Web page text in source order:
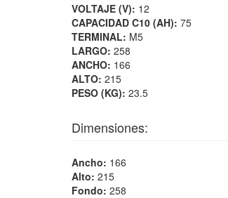
VOLTAJE (V): 12
CAPACIDAD C10 (AH): 75
TERMINAL: M5
LARGO: 258
ANCHO: 166
ALTO: 215
PESO (KG): 23.5
Dimensiones:
Ancho: 166
Alto: 215
Fondo: 258